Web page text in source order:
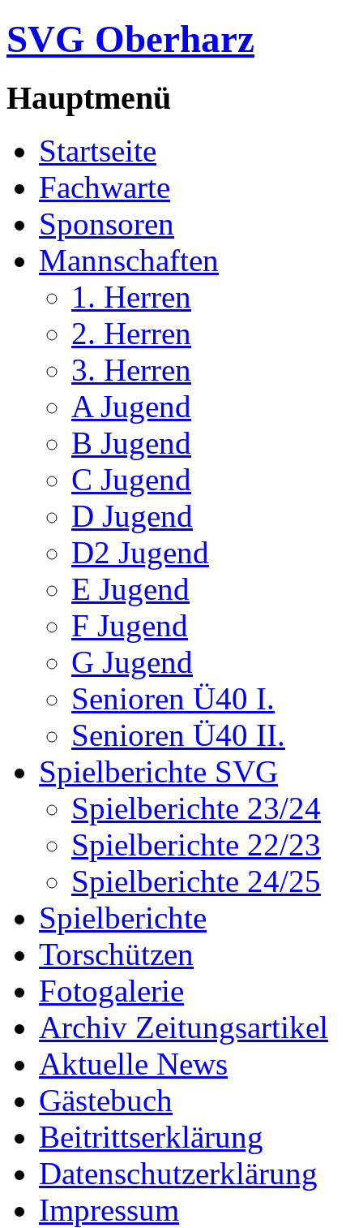
SVG Oberharz
Hauptmenü
Startseite
Fachwarte
Sponsoren
Mannschaften
1. Herren
2. Herren
3. Herren
A Jugend
B Jugend
C Jugend
D Jugend
D2 Jugend
E Jugend
F Jugend
G Jugend
Senioren Ü40 I.
Senioren Ü40 II.
Spielberichte SVG
Spielberichte 23/24
Spielberichte 22/23
Spielberichte 24/25
Spielberichte
Torschützen
Fotogalerie
Archiv Zeitungsartikel
Aktuelle News
Gästebuch
Beitrittserklärung
Datenschutzerklärung
Impressum